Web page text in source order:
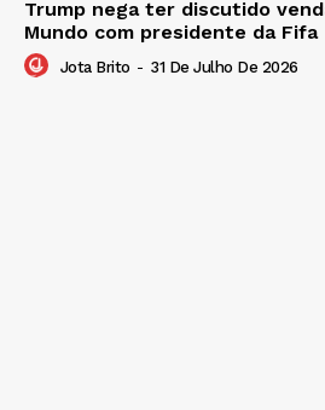
Trump nega ter discutido
Mundo com presidente da Fifa
Jota Brito - 31 De Julho De 2026